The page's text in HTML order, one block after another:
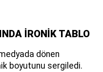
İRONİK TABLO
dönen
boyutunu sergiledi.